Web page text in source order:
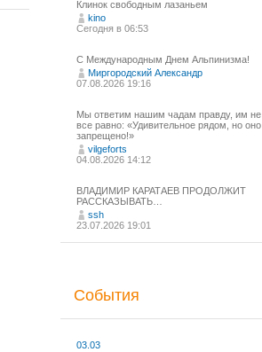
Клинок свободным лазаньем
kino
Сегодня в 06:53
С Международным Днем Альпинизма!⁠
Миргородский Александр
07.08.2026 19:16
Мы ответим нашим чадам правду, им не
все равно: «Удивительное рядом, но оно
запрещено!»
vilgeforts
04.08.2026 14:12
ВЛАДИМИР КАРАТАЕВ ПРОДОЛЖИТ
РАССКАЗЫВАТЬ…
ssh
23.07.2026 19:01
События
03.03